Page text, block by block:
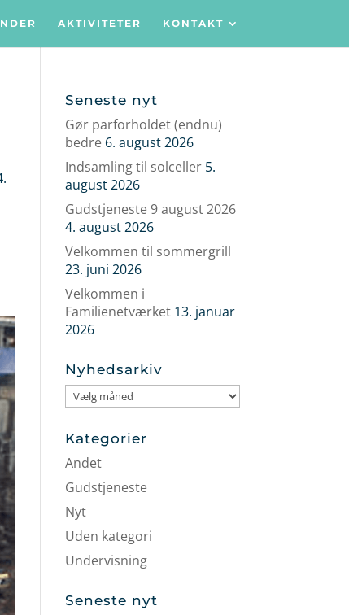
AKTIVITETER KONTAKT
Seneste nyt
Gør parforholdet (endnu)
bedre 6. august 2026
Indsamling til solceller 5.
august 2026
Gudstjeneste 9 august 2026
4. august 2026
Velkommen til sommergrill
23. juni 2026
Velkommen i
Familienetværket 13. januar
2026
Nyhedsarkiv
Nyhedsarkiv
Kategorier
Andet
Gudstjeneste
Nyt
Uden kategori
Undervisning
Seneste nyt